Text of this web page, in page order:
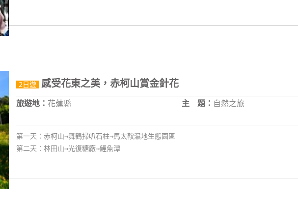
2日遊 感受花東之美，赤柯山賞金針花
旅遊地： 花蓮縣 主 題： 自然之旅
第一天：赤柯山→舞鶴掃叭石柱→馬太鞍濕地生態園區
第二天：林田山→光復糖廠→鯉魚潭